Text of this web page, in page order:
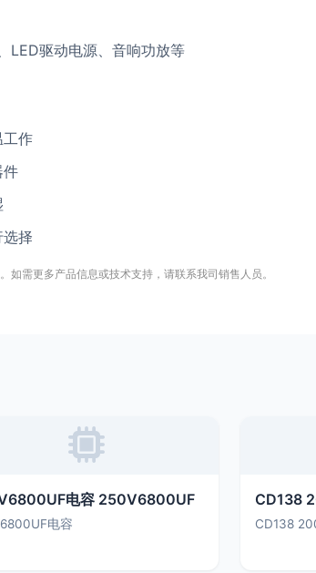
LED驱动电源、音响功放等
工作
件
择
需更多产品信息或技术支持，请联系我司销售人员。
电容 250V6800UF
电容
CD138
CD138